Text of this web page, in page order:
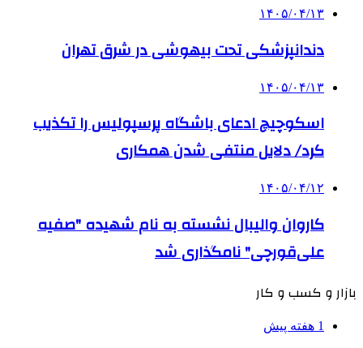
۱۴۰۵/۰۴/۱۳
دندانپزشکی تحت بیهوشی در شرق تهران
۱۴۰۵/۰۴/۱۳
اسکوچیچ ادعای باشگاه پرسپولیس را تکذیب
کرد/ دلایل منتفی شدن همکاری
۱۴۰۵/۰۴/۱۲
کاروان والیبال نشسته به نام شهیده "صفیه
علی‌قورچی" نامگذاری شد
بازار و کسب و کار
1 هفته پیش